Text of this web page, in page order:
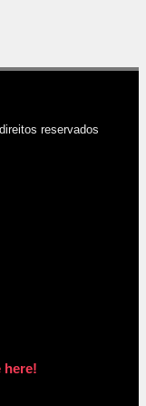
reservados
here!